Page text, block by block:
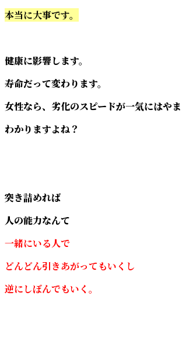
本当に大事です。
健康に影響します。
寿命だって変わります。
女性なら、劣化のスピードが一気にはやま
わかりますよね？
突き詰めれば
人の能力なんて
一緒にいる人で
どんどん引きあがってもいくし
逆にしぼんでもいく。